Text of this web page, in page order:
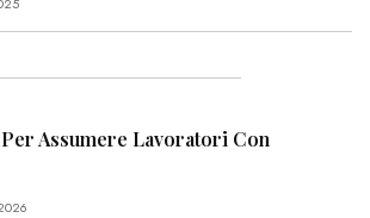
Assumere Lavoratori Con